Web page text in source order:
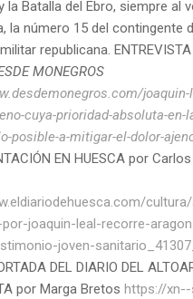
la Batalla del Ebro, siempre al
la número 15 del contingente
republicana.
MONEGROS
joaquin-
cuya-prioridad-absoluta-en-
posible-a-mitigar-el-dolor-
EN HUESCA por
joaquin-leal-recorre-
joven-
DEL DIARIO DEL
por Marga Bretos https://xn--